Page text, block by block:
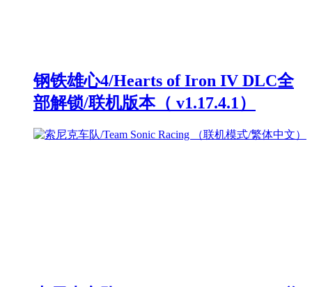
钢铁雄心4/Hearts of Iron IV DLC全
部解锁/联机版本（ v1.17.4.1）